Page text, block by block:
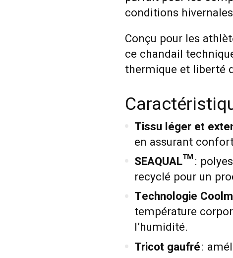
conditions
Conçu pour les
ce chandail
thermique et liberté
Tissu léger et
en assurant
SEAQUAL™:
recyclé pour un
Technologie
température
l’humidité.
Tricot gaufré: